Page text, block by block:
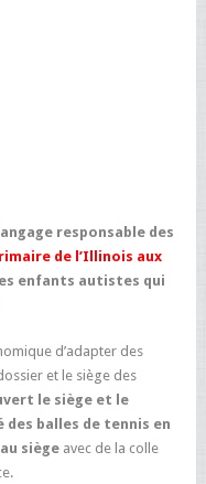
responsable des
de l’Illinois aux
enfants autistes qui
d’adapter des
et le siège des
le siège et le
des balles de tennis en
siègeavec de la colle